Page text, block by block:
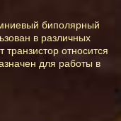
биполярный
в различных
транзистор относится
для работы в